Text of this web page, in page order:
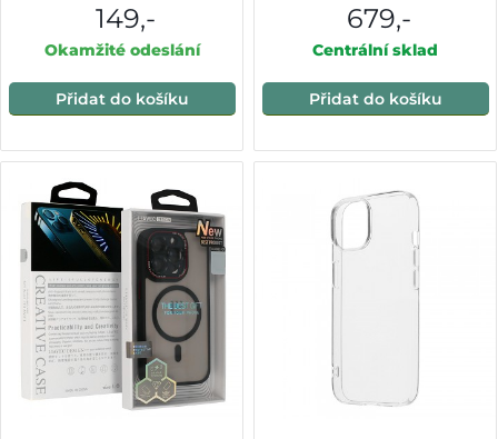
149,-
Okamžité odeslání
Přidat do košíku
679,-
Centrální sklad
Přidat do košíku